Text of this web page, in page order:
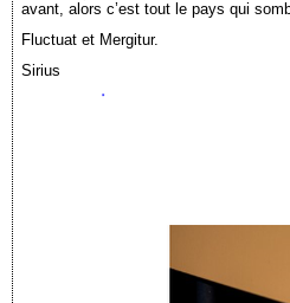
avant, alors c’est tout le pays qui
Fluctuat et Mergitur.
Sirius